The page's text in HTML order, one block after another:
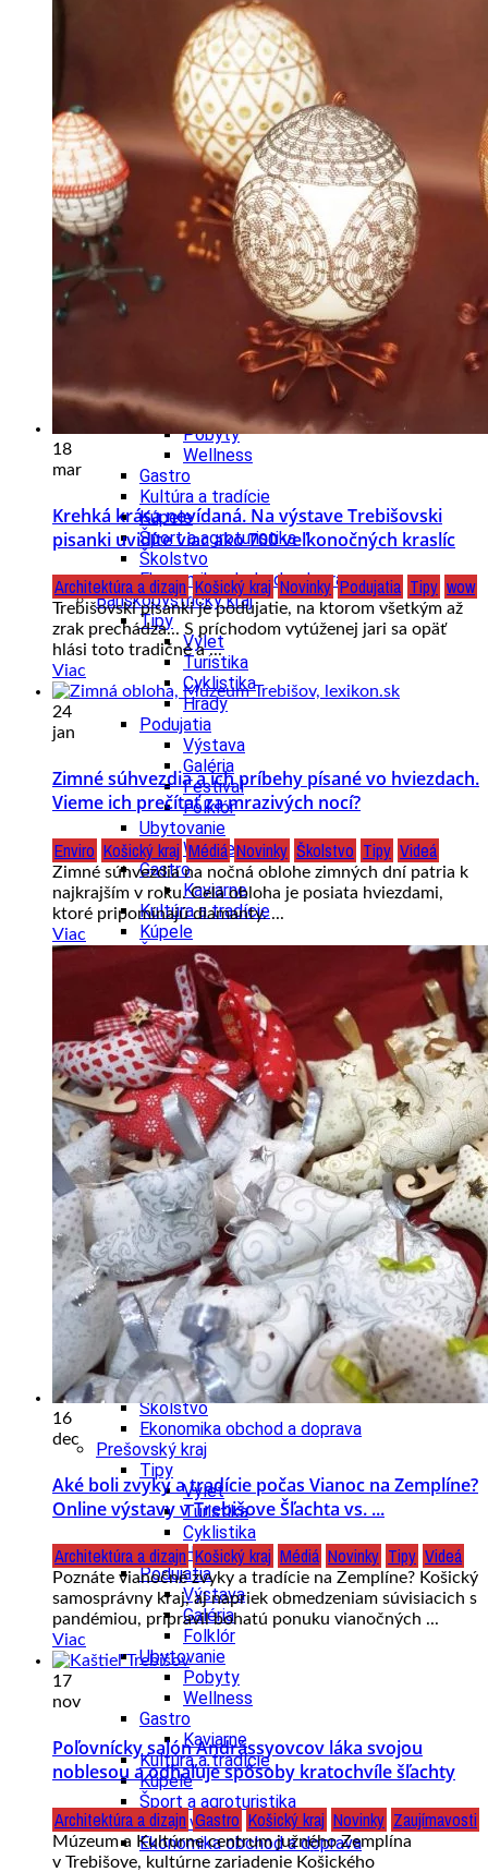
Wellness
Gastro
Víno
Kultúra a tradície
Šport a agroturistika
Školstvo
Ekonomika obchod a doprava
Žilinský kraj
Výlet
Turistika
Cyklistika
Podujatia
Festival
Ubytovanie
Pobyty
Wellness
Gastro
Kultúra a tradície
Kúpele
Šport a agroturistika
Školstvo
Ekonomika obchod a doprava
Banskobystrický kraj
Tipy
Výlet
Turistika
Cyklistika
Hrady
Podujatia
Výstava
Galéria
Festival
Folklór
Ubytovanie
Wellness
Gastro
Kaviarne
Kultúra a tradície
Kúpele
Šport a agroturistika
Školstvo
Ekonomika obchod a doprava
Košický kraj
Tipy
Výlet
Turistika
Cyklistika
Hrady
Podujatia
Výstava
Galéria
Divadlo
Folklór
Fašiangy
Ubytovanie
Pobyty
Gastro
Kaviarne
Víno
Kultúra a tradície
Šport a agroturistika
Školstvo
Ekonomika obchod a doprava
Prešovský kraj
Tipy
Výlet
Turistika
Cyklistika
Hrady
Podujatia
Výstava
Galéria
Folklór
Ubytovanie
Pobyty
Wellness
Gastro
Kaviarne
Kultúra a tradície
Kúpele
Šport a agroturistika
Školstvo
Ekonomika obchod a doprava
18
mar
Krehká krása nevídaná. Na výstave Trebišovski
pisanki uvidíte viac ako 700 veľkonočných kraslíc
Architektúra a dizajn Košický kraj Novinky Podujatia Tipy wow
Trebišovski pisanki je podujatie, na ktorom všetkým až
zrak prechádza... S príchodom vytúženej jari sa opäť
hlási toto tradičné a ...
Viac
24
jan
Zimné súhvezdia a ich príbehy písané vo hviezdach.
Vieme ich prečítať za mrazivých nocí?
Enviro Košický kraj Médiá Novinky Školstvo Tipy Videá
Zimné súhvezdia na nočná oblohe zimných dní patria k
najkrajším v roku. Celá obloha je posiata hviezdami,
ktoré pripomínajú diamanty. ...
Viac
16
dec
Aké boli zvyky a tradície počas Vianoc na Zemplíne?
Online výstavy v Trebišove Šľachta vs. ...
Architektúra a dizajn Košický kraj Médiá Novinky Tipy Videá
Poznáte vianočné zvyky a tradície na Zemplíne? Košický
samosprávny kraj, aj napriek obmedzeniam súvisiacich s
pandémiou, pripravil bohatú ponuku vianočných ...
Viac
17
nov
Poľovnícky salón Andrássyovcov láka svojou
noblesou a odhaľuje spôsoby kratochvíle šľachty
Architektúra a dizajn Gastro Košický kraj Novinky Zaujímavosti
Múzeum a Kultúrne centrum južného Zemplína
v Trebišove, kultúrne zariadenie Košického